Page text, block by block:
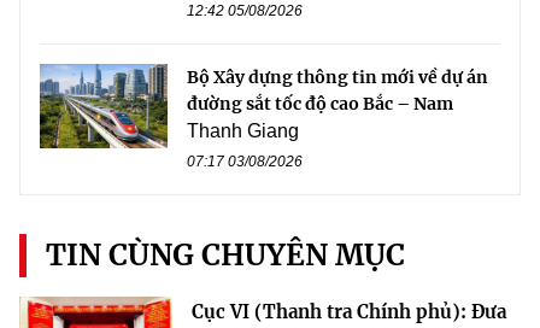
12:42 05/08/2026
Bộ Xây dựng thông tin mới về dự án
đường sắt tốc độ cao Bắc – Nam
Thanh Giang
07:17 03/08/2026
TIN CÙNG CHUYÊN MỤC
Cục VI (Thanh tra Chính phủ): Đưa